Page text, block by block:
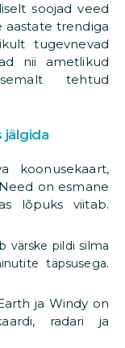
soojad veed
aastate trendiga
tugevnevad
nii ametlikud
tehtud
jälgida
koonusekaart,
on esmane
lõpuks viitab.
värske pildi silma
täpsusega.
ja Windy on
radari ja